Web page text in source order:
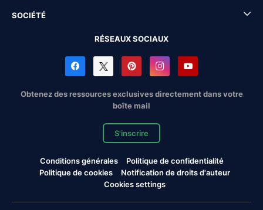
SOCIÉTÉ
RÉSEAUX SOCIAUX
Obtenez des ressources exclusives directement dans votre
boîte mail
S'inscrire
Conditions générales
Politique de confidentialité
Politique de cookies
Notification de droits d'auteur
Cookies settings